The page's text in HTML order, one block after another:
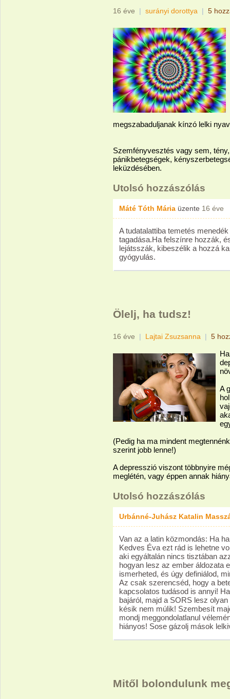
16 éve | surányi dorottya | 5
megszabaduljanak kínzó lelki
Szemfényvesztés vagy sem,
pánikbetegségek,
leküzdésében.
Utolsó hozzászólás
Máté Tóth Mária üzente 16 éve
A tudatalattiba temetés
tagadása.Ha felszínre hozzák,
lejátsszák, kibeszélik a hozzá
gyógyulás.
Ölelj, ha tudsz!
16 éve | Lajtai Zsuzsanna | 5
A
(Pedig ha ma mindent
szerint jobb lenne!)
A depresszió viszont többnyire
meglétén, vagy éppen annak
Utolsó hozzászólás
Urbánné-Juhász Katalin
Van az a latin közmondás: Ha
Kedves Éva ezt rád is lehetne
aki egyáltalán nincs tisztában
hogyan lesz az ember áldozata
ismerheted, és úgy definiálod,
Az csak szerencséd, hogy a
kapcsolatos tudásod is annyi!
bajáról, majd a SORS lesz
késik nem múlik! Szembesít
mondj meggondolatlanul
hiányos! Sose gázolj mások
Mitől bolondulunk